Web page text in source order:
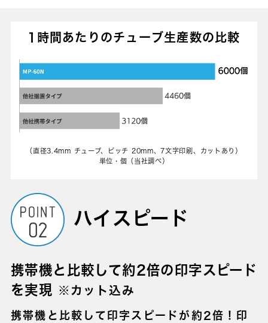
1時間あたりのチューブ生産数の比較
（直径3.4mm チュープ、ピッチ 20mm、7文字印刷、カットあり）
単位・個（当社調べ）
ハイスピード
携帯機と比較して約2倍の印字スピード
を実現 ※カット込み
携帯機と比較して印字スピードが約2倍！印